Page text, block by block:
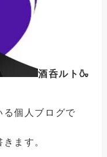
酒呑ルト🍶
る個人ブログで
ます。